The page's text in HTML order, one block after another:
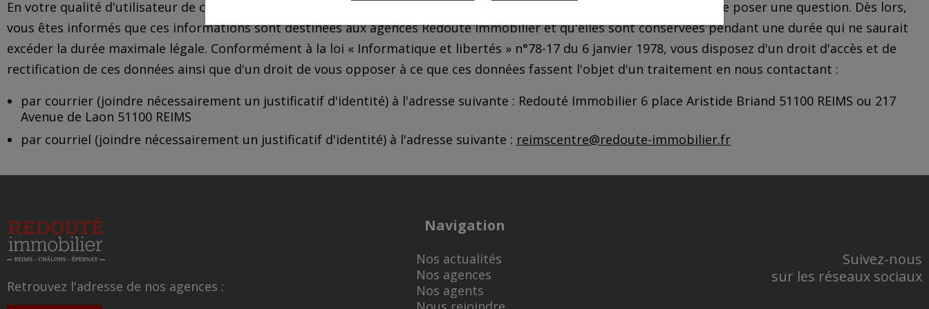
En votre qualité d'utilisateur de ce site vous avez pu y saisir des informations personnelles aux fins d'être contacté ou de poser une question. Dès lors,
vous êtes informés que ces informations sont destinées aux agences Redouté Immobilier et qu'elles sont conservées pendant une durée qui ne saurait
excéder la durée maximale légale. Conformément à la loi « Informatique et libertés » n°78-17 du 6 janvier 1978, vous disposez d'un droit d'accès et de
rectification de ces données ainsi que d'un droit de vous opposer à ce que ces données fassent l'objet d'un traitement en nous contactant :
par courrier (joindre nécessairement un justificatif d'identité) à l'adresse suivante : Redouté Immobilier 6 place Aristide Briand 51100 REIMS ou 217
Avenue de Laon 51100 REIMS
par courriel (joindre nécessairement un justificatif d'identité) à l'adresse suivante : reimscentre@redoute-immobilier.fr
Retrouvez l'adresse de nos agences :
Navigation
Nos actualités
Nos agences
Nos agents
Suivez-nous
sur les réseaux sociaux